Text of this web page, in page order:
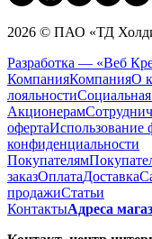
2026 © ПАО «ТД
Разработка — «Веб
КомпанияКомпанияО
лояльностиСоциальная
Акционерам
офертаИспользование
конфиденциальности
Покупателям
заказОплатаДоставка
продажиСтатьи
КонтактыАдреса